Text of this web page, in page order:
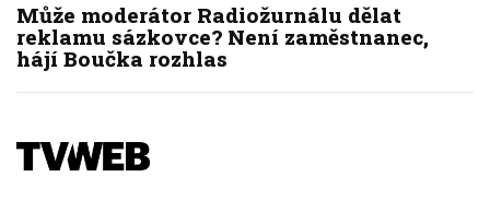
Může moderátor Radiožurnálu dělat
reklamu sázkovce? Není zaměstnanec,
hájí Boučka rozhlas